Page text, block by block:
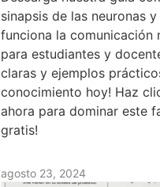
sinapsis de las neuronas
funciona la comunicación
para estudiantes y
claras y ejemplos
conocimiento hoy! Haz
ahora para dominar este
gratis!
agosto 23, 2024